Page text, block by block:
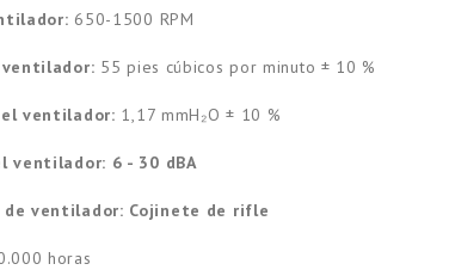
650-1500 RPM
55 pies cúbicos por minuto ± 10 %
ventilador: 1,17 mmH₂O ± 10 %
ventilador: 6 - 30 dBA
ventilador: Cojinete de rifle
horas